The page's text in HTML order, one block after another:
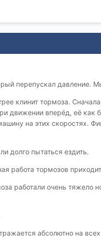
перепускал давление.
клинит тормоза.
движении вперёд, её как
на этих скоростях.
долго пытаться ездить.
работа тормозов
работали очень тяжело
абсолютно на